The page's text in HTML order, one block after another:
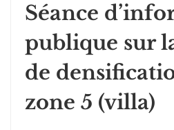
Séance
publique sur
de
zone 5 (villa)